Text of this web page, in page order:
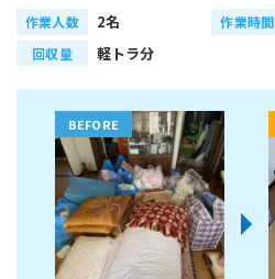
作業人数 2名 作業時間
回収量 軽トラ分